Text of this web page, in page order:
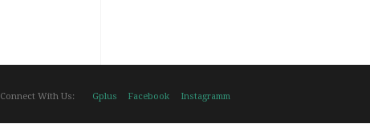
Gplus Facebook Instagramm
Connect With Us: